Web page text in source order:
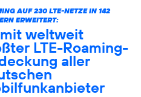
AUF 230 LTE-NETZE IN 142
ERWEITERT:
mit weltweit
LTE-Roaming-
aller